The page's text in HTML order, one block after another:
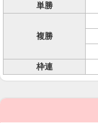
単勝
複勝
枠連